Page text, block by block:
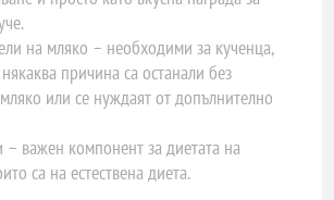
на мляко – необходими за кученца,
причина са останали без
или се нуждаят от допълнително
– важен компонент за диетата на
са на естествена диета.